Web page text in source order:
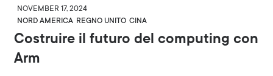
NOVEMBER 17, 2024
NORD AMERICA REGNO UNITO CINA
Costruire il futuro del computing con
Arm